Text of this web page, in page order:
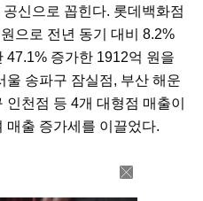
신으로 꼽힌다. 롯데백화점
으로 전년 동기 대비 8.2%
47.1% 증가한 1912억 원을
울 송파구 잠실점, 부산 해운
천점 등 4개 대형점 매출이
매출 증가세를 이끌었다.